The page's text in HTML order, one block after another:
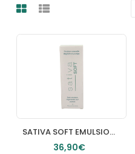
SATIVA SOFT EMULSION CORPORAL 200ML
36,90€